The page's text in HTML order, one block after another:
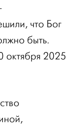
что Бог
быть.
октября 2025